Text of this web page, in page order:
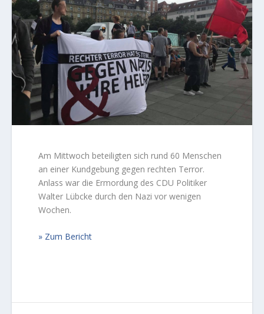
Am Mittwoch beteiligten sich rund 60 Menschen
an einer Kundgebung gegen rechten Terror.
Anlass war die Ermordung des CDU Politiker
Walter Lübcke durch den Nazi vor wenigen
Wochen.
Zum Bericht